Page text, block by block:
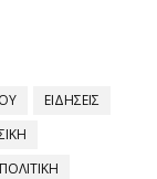
ΕΙΔΗΣΕΙΣ
ΠΟΛΙΤΙΚΗ